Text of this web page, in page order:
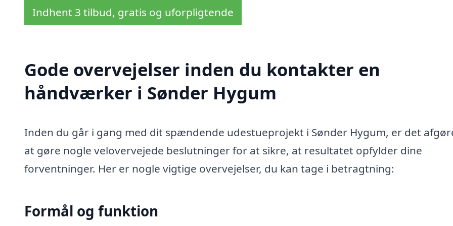
Indhent 3 tilbud, gratis og uforpligtende
Gode overvejelser inden du kontakter en
håndværker i Sønder Hygum
Inden du går i gang med dit spændende udestueprojekt i Sønder Hygum, er det
at gøre nogle velovervejede beslutninger for at sikre, at resultatet opfylder dine
forventninger. Her er nogle vigtige overvejelser, du kan tage i betragtning:
Formål og funktion